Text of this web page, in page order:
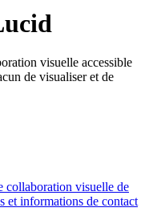
visuelle accessible
de visualiser et de
collaboration visuelle de
et informations de contact